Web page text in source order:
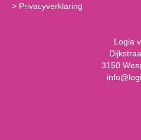
> Privacyverklaring
Logia
3150